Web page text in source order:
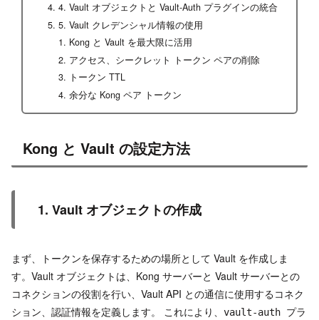
4. Vault オブジェクトと Vault-Auth プラグインの統合
5. Vault クレデンシャル情報の使用
Kong と Vault を最大限に活用
アクセス、シークレット トークン ペアの削除
トークン TTL
余分な Kong ペア トークン
Kong と Vault の設定方法
1. Vault オブジェクトの作成
まず、トークンを保存するための場所として Vault を作成しま
す。Vault オブジェクトは、Kong サーバーと Vault サーバーとの
コネクションの役割を行い、Vault API との通信に使用するコネク
ション、認証情報を定義します。 これにより、
vault-auth プラ